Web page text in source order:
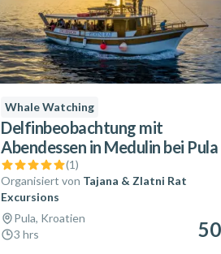
Whale Watching
Delfinbeobachtung mit
Abendessen in Medulin bei Pula
(1)
Organisiert von Tajana & Zlatni Rat
Excursions
Pula, Kroatien
3 hrs